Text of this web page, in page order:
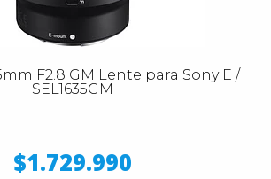
F2.8 GM Lente para Sony E /
SEL1635GM
$1.729.990